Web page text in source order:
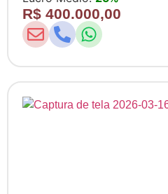
R$ 400.000,00